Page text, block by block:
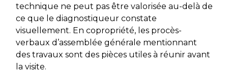
technique ne peut pas être valorisée au-delà de
ce que le diagnostiqueur constate
visuellement. En copropriété, les procès-
verbaux d’assemblée générale mentionnant
des travaux sont des pièces utiles à réunir avant
la visite.